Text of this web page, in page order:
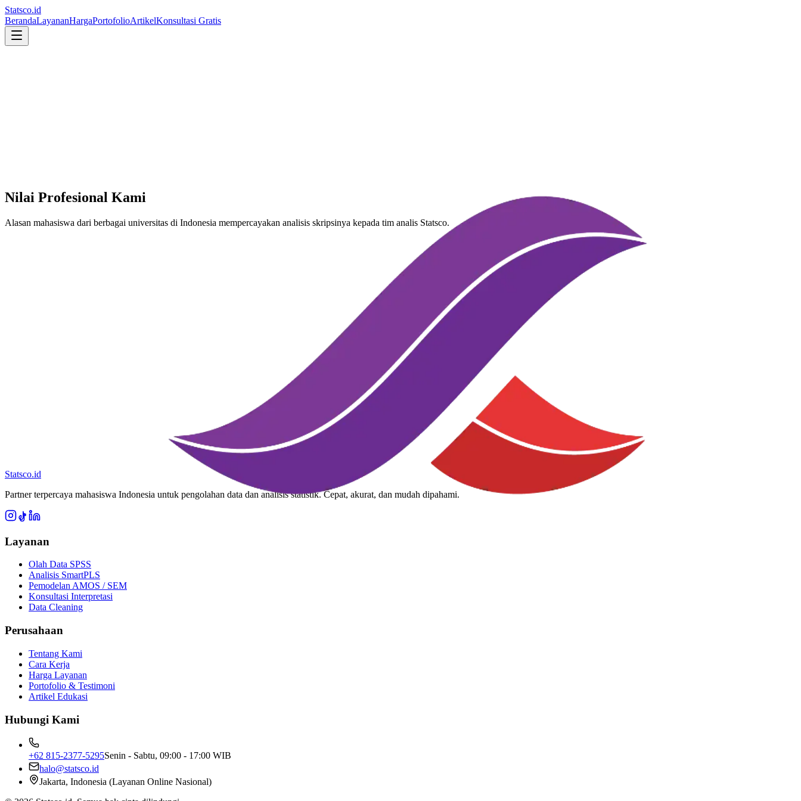
Statsco.id
BerandaLayananHargaPortofolioArtikelKonsultasi Gratis
Nilai Profesional Kami
Alasan mahasiswa dari berbagai universitas di Indonesia mempercayakan analisis skripsinya kepada tim analis Statsco.
Statsco.id
Partner terpercaya mahasiswa Indonesia untuk pengolahan data dan analisis statistik. Cepat, akurat, dan mudah dipahami.
Layanan
Olah Data SPSS
Analisis SmartPLS
Pemodelan AMOS / SEM
Konsultasi Interpretasi
Data Cleaning
Perusahaan
Tentang Kami
Cara Kerja
Harga Layanan
Portofolio & Testimoni
Artikel Edukasi
Hubungi Kami
+62 815-2377-5295Senin - Sabtu, 09:00 - 17:00 WIB
halo@statsco.id
Jakarta, Indonesia (Layanan Online Nasional)